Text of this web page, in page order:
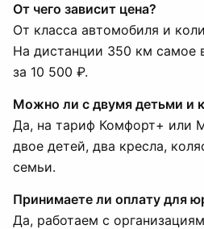
От чего зависит цена?
От класса автомобиля и
На дистанции 350 км самое
за 10 500 ₽.
Можно ли с двумя детьми и
Да, на тариф Комфорт+ или
двое детей, два кресла,
семьи.
Принимаете ли оплату для
Да, работаем с